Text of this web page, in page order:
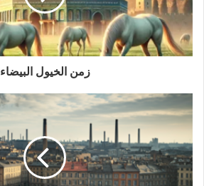
ك
ت
ر
زمن الخيول البيضاء